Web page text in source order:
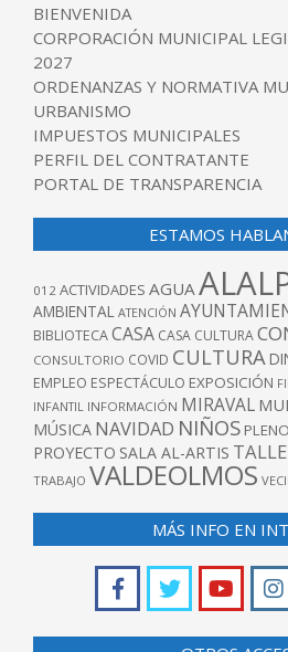
BIENVENIDA
CORPORACIÓN MUNICIPAL
2027
ORDENANZAS Y NORMATIVA
URBANISMO
IMPUESTOS MUNICIPALES
PERFIL DEL CONTRATANTE
PORTAL DE TRANSPARENCIA
ESTAMOS
012 ACTIVIDADES AGUA
AMBIENTAL ATENCIÓN
BIBLIOTECACASA CASA CULTURA
CONSULTORIO COVID CULTURA
EMPLEO ESPECTÁCULO EXPOSICIÓN
INFANTIL INFORMACIÓN MIRAVAL
MÚSICA NAVIDAD NIÑOS PLENO
PROYECTO SALA AL-ARTIS
TRABAJO VALDEOLMOS
MÁS INFO EN